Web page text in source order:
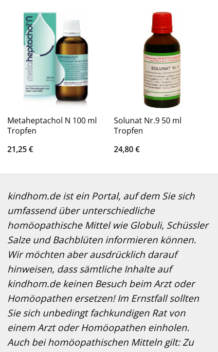
Metaheptachol N 100 ml
Tropfen
21,25€
Solunat Nr.9 50 ml
Tropfen
24,80€
kindhom.de ist ein Portal, auf dem Sie sich
umfassend über unterschiedliche
homöopathische Mittel wie Globuli, Schüssler
Salze und Bachblüten informieren können.
Wir möchten aber ausdrücklich darauf
hinweisen, dass sämtliche Inhalte auf
kindhom.de keinen Besuch beim Arzt oder
Homöopathen ersetzen! Im Ernstfall sollten
Sie sich unbedingt fachkundigen Rat von
einem Arzt oder Homöopathen einholen.
Auch bei homöopathischen Mitteln gilt: Zu